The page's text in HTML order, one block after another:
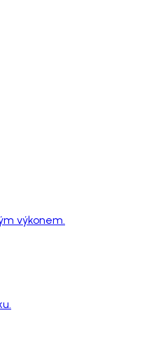
výkonem.